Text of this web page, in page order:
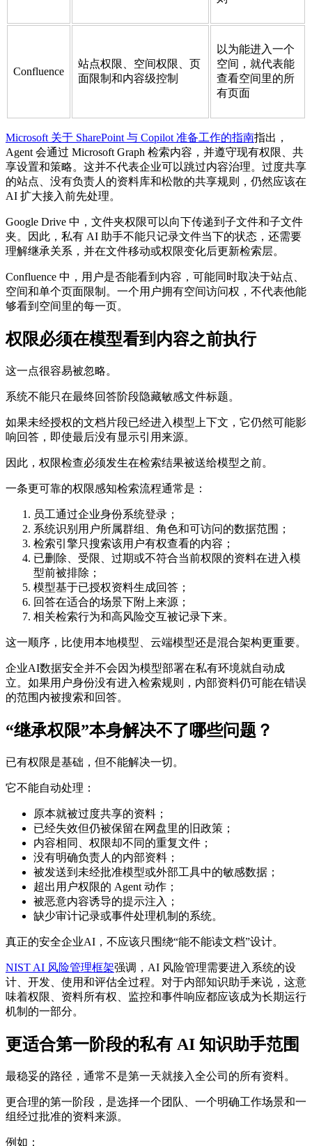
Confluence
站点权限、空间权限、页
面限制和内容级控制
以为能进入一个
空间，就代表能
查看空间里的所
有页面
Microsoft 关于 SharePoint 与 Copilot 准备工作的指南指出，
Agent 会通过 Microsoft Graph 检索内容，并遵守现有权限、共
享设置和策略。这并不代表企业可以跳过内容治理。过度共享
的站点、没有负责人的资料库和松散的共享规则，仍然应该在
AI 扩大接入前先处理。
Google Drive 中，文件夹权限可以向下传递到子文件和子文件
夹。因此，私有 AI 助手不能只记录文件当下的状态，还需要
理解继承关系，并在文件移动或权限变化后更新检索层。
Confluence 中，用户是否能看到内容，可能同时取决于站点、
空间和单个页面限制。一个用户拥有空间访问权，不代表他能
够看到空间里的每一页。
权限必须在模型看到内容之前执行
这一点很容易被忽略。
系统不能只在最终回答阶段隐藏敏感文件标题。
如果未经授权的文档片段已经进入模型上下文，它仍然可能影
响回答，即使最后没有显示引用来源。
因此，权限检查必须发生在检索结果被送给模型之前。
一条更可靠的权限感知检索流程通常是：
员工通过企业身份系统登录；
系统识别用户所属群组、角色和可访问的数据范围；
检索引擎只搜索该用户有权查看的内容；
已删除、受限、过期或不符合当前权限的资料在进入模
型前被排除；
模型基于已授权资料生成回答；
回答在适合的场景下附上来源；
相关检索行为和高风险交互被记录下来。
这一顺序，比使用本地模型、云端模型还是混合架构更重要。
企业AI数据安全并不会因为模型部署在私有环境就自动成
立。如果用户身份没有进入检索规则，内部资料仍可能在错误
的范围内被搜索和回答。
“继承权限”本身解决不了哪些问题？
已有权限是基础，但不能解决一切。
它不能自动处理：
原本就被过度共享的资料；
已经失效但仍被保留在网盘里的旧政策；
内容相同、权限却不同的重复文件；
没有明确负责人的内部资料；
被发送到未经批准模型或外部工具中的敏感数据；
超出用户权限的 Agent 动作；
被恶意内容诱导的提示注入；
缺少审计记录或事件处理机制的系统。
真正的安全企业AI，不应该只围绕“能不能读文档”设计。
NIST AI 风险管理框架强调，AI 风险管理需要进入系统的设
计、开发、使用和评估全过程。对于内部知识助手来说，这意
味着权限、资料所有权、监控和事件响应都应该成为长期运行
机制的一部分。
更适合第一阶段的私有 AI 知识助手范围
最稳妥的路径，通常不是第一天就接入全公司的所有资料。
更合理的第一阶段，是选择一个团队、一个明确工作场景和一
组经过批准的资料来源。
例如：